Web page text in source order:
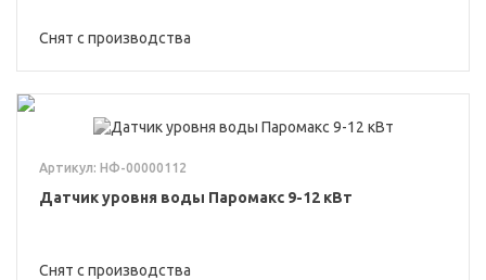
Снят с производства
Артикул: НФ-00000112
Датчик уровня воды Паромакс 9-12 кВт
Снят с производства